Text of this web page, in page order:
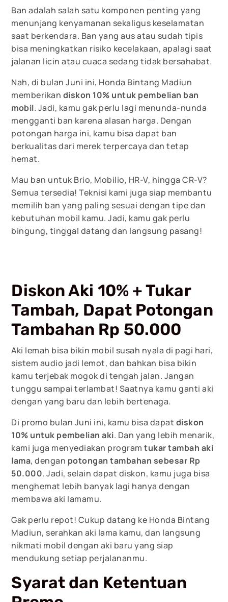
Ban adalah salah satu komponen penting yang
menunjang kenyamanan sekaligus keselamatan
saat berkendara. Ban yang aus atau sudah tipis
bisa meningkatkan risiko kecelakaan, apalagi saat
jalanan licin atau cuaca sedang tidak bersahabat.
Nah, di bulan Juni ini, Honda Bintang Madiun
memberikan diskon 10% untuk pembelian ban
mobil. Jadi, kamu gak perlu lagi menunda-nunda
mengganti ban karena alasan harga. Dengan
potongan harga ini, kamu bisa dapat ban
berkualitas dari merek terpercaya dan tetap
hemat.
Mau ban untuk Brio, Mobilio, HR-V, hingga CR-V?
Semua tersedia! Teknisi kami juga siap membantu
memilih ban yang paling sesuai dengan tipe dan
kebutuhan mobil kamu. Jadi, kamu gak perlu
bingung, tinggal datang dan langsung pasang!
Diskon Aki 10% + Tukar
Tambah, Dapat Potongan
Tambahan Rp 50.000
Aki lemah bisa bikin mobil susah nyala di pagi hari,
sistem audio jadi lemot, dan bahkan bisa bikin
kamu terjebak mogok di tengah jalan. Jangan
tunggu sampai terlambat! Saatnya kamu ganti aki
dengan yang baru dan lebih bertenaga.
Di promo bulan Juni ini, kamu bisa dapat diskon
10% untuk pembelian aki. Dan yang lebih menarik,
kami juga menyediakan programtukar tambah aki
lama, dengan potongan tambahan sebesar Rp
50.000. Jadi, selain dapat diskon, kamu juga bisa
menghemat lebih banyak lagi hanya dengan
membawa aki lamamu.
Gak perlu repot! Cukup datang ke Honda Bintang
Madiun, serahkan aki lama kamu, dan langsung
nikmati mobil dengan aki baru yang siap
mendukung setiap perjalananmu.
Syarat dan Ketentuan